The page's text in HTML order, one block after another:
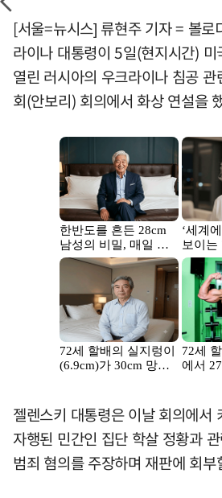
[서울=뉴시스] 류현주 기자 = 볼로
라이나 대통령이 5일(현지시간)
열린 러시아의 우크라이나 침공
회(안보리) 회의에서 화상 연설을
젤렌스키 대통령은 이날 회의에서
자행된 민간인 집단 학살 정황과
범죄 혐의를 주장하며 재판에 회